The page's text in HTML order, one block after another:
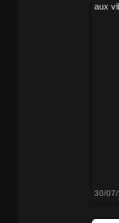
aux
30/